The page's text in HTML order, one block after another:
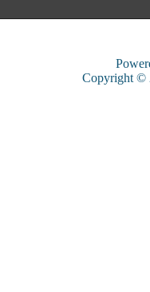
Copyright ©